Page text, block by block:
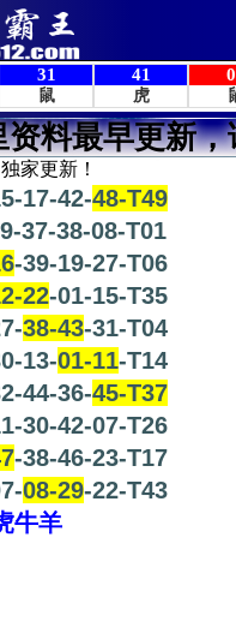
资料最早更新
家更新！
17-42-48-T49
37-38-08-T01
-39-19-27-T06
22-01-15-T35
38-43-31-T04
13-01-11-T14
44-36-45-T37
30-42-07-T26
-38-46-23-T17
08-29-22-T43
牛羊